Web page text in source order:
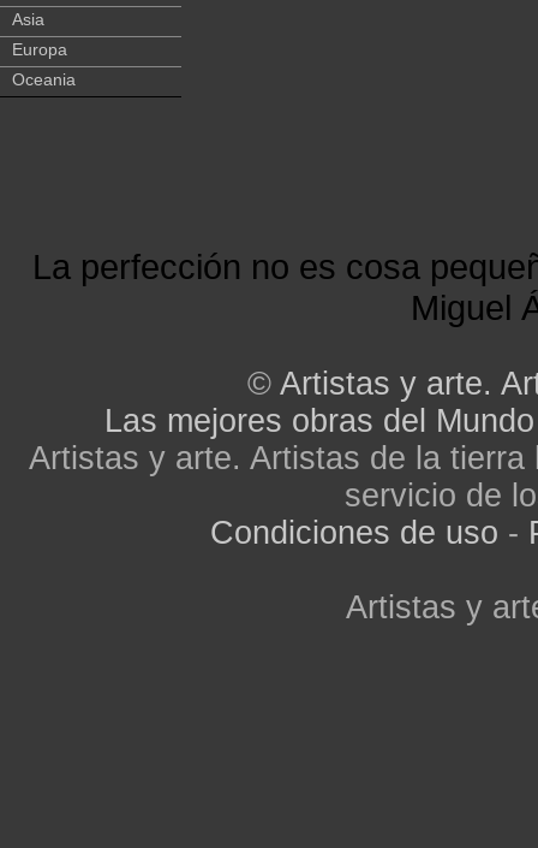
Asia
Europa
Oceania
La perfección no es cosa
Miguel
© Artistas y arte.
Las mejores obras del Mundo
Artistas y arte. Artistas de la
servicio de
Condiciones de uso -
Artistas y